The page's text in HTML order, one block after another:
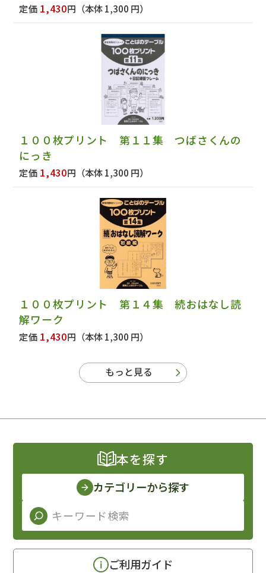
定価 1,430円 （本体 1,300 円）
１００枚プリント 第１１集 つばさくんの
にっき
定価 1,430円 （本体 1,300 円）
１００枚プリント 第１４集 続おはなし読
解ワーク
定価 1,430円 （本体 1,300 円）
もっと見る
本を探す
カテゴリーから探す
ご利用ガイド